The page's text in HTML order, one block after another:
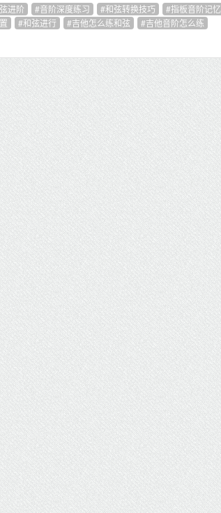
进阶 音阶深度练习 和弦转换技巧 指板音阶记忆
和弦进行 吉他怎么练和弦 吉他音阶怎么练